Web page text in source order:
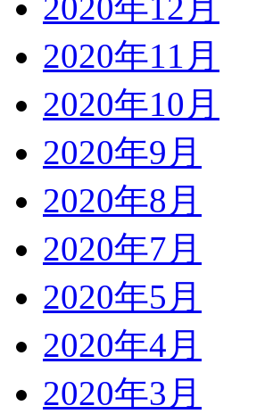
2020年12月
2020年11月
2020年10月
2020年9月
2020年8月
2020年7月
2020年5月
2020年4月
2020年3月